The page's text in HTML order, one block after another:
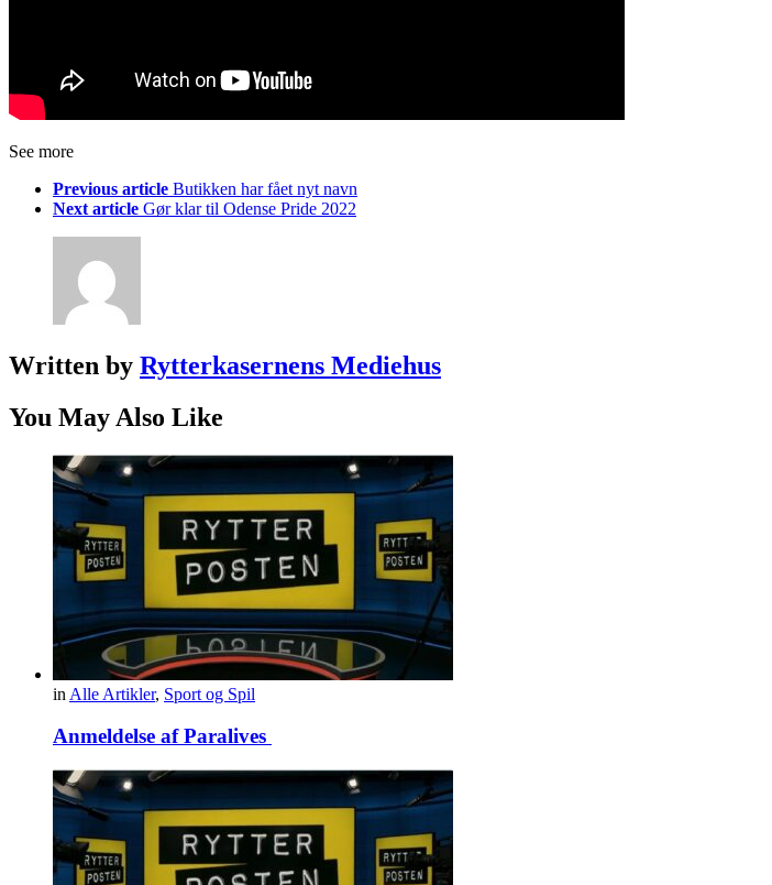
See more
Previous article Butikken har fået nyt navn
Next article Gør klar til Odense Pride 2022
Written by Rytterkasernens Mediehus
You May Also Like
in Alle Artikler, Sport og Spil
Anmeldelse af Paralives